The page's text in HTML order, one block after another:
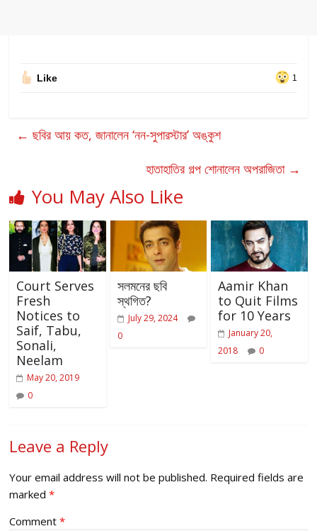
Like 1
← ছবির আয় কত, জানালেন ‘নন-সুপারস্টার’ অঙ্কুশ
হাতাহাতির গল্প শোনালেন অপরাজিতা →
You May Also Like
Court Serves
Fresh
Notices to
Saif, Tabu,
Sonali,
Neelam
May 20, 2019
0
সলমনের ছবি
স্থগিত?
July 29, 2024
0
Aamir Khan
to Quit Films
for 10 Years
January 20,
2018
0
Leave a Reply
Your email address will not be published. Required fields are
marked*
Comment*